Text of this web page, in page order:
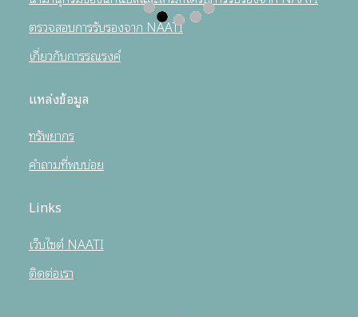
ตรวจสอบการรับรองจาก NAATI
เกี่ยวกับการรณรงค์
แหล่งข้อมูล
ทรัพยากร
คำถามที่พบบ่อย
Links
เว็บไซต์ NAATI
ติดต่อเรา